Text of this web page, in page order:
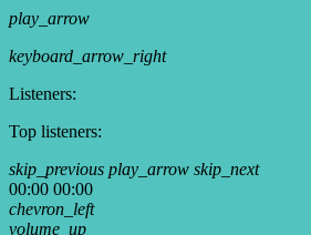
play_arrow
keyboard_arrow_right
Listeners:
Top listeners:
skip_previous play_arrow skip_next
00:00 00:00
chevron_left
volume_up